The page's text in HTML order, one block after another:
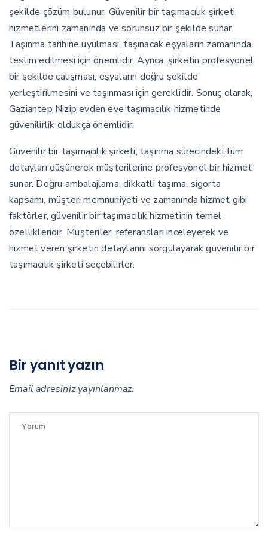
şekilde çözüm bulunur. Güvenilir bir taşımacılık şirketi,
hizmetlerini zamanında ve sorunsuz bir şekilde sunar.
Taşınma tarihine uyulması, taşınacak eşyaların zamanında
teslim edilmesi için önemlidir. Ayrıca, şirketin profesyonel
bir şekilde çalışması, eşyaların doğru şekilde
yerleştirilmesini ve taşınması için gereklidir. Sonuç olarak,
Gaziantep Nizip evden eve taşımacılık hizmetinde
güvenilirlik oldukça önemlidir.
Güvenilir bir taşımacılık şirketi, taşınma sürecindeki tüm
detayları düşünerek müşterilerine profesyonel bir hizmet
sunar. Doğru ambalajlama, dikkatli taşıma, sigorta
kapsamı, müşteri memnuniyeti ve zamanında hizmet gibi
faktörler, güvenilir bir taşımacılık hizmetinin temel
özellikleridir. Müşteriler, referansları inceleyerek ve
hizmet veren şirketin detaylarını sorgulayarak güvenilir bir
taşımacılık şirketi seçebilirler.
Bir yanıt yazın
Email adresiniz yayınlanmaz.